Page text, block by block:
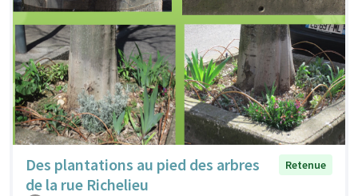
Des plantations au pied des arbres
de la rue Richelieu
Retenue